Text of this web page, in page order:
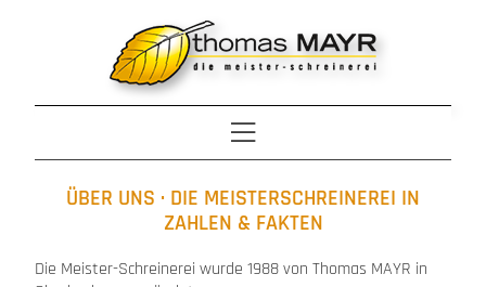
ÜBER UNS · DIE MEISTERSCHREINEREI IN
ZAHLEN & FAKTEN
Die Meister-Schreinerei wurde 1988 von Thomas MAYR in